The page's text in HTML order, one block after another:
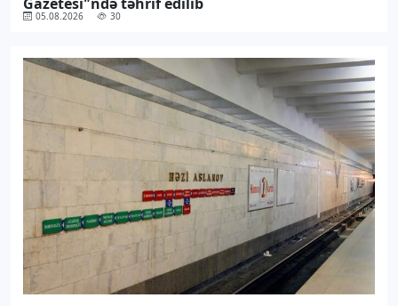
05.08.2026 30